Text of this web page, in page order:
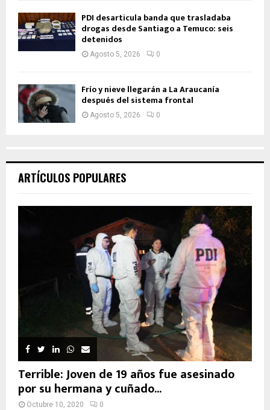
PDI desarticula banda que trasladaba
drogas desde Santiago a Temuco: seis
detenidos
Agosto 5, 2026 0
Frío y nieve llegarán a La Araucanía
después del sistema frontal
Agosto 5, 2026 0
ARTÍCULOS POPULARES
Terrible: Joven de 19 años fue asesinado
por su hermana y cuñado...
Octubre 10, 2020 0